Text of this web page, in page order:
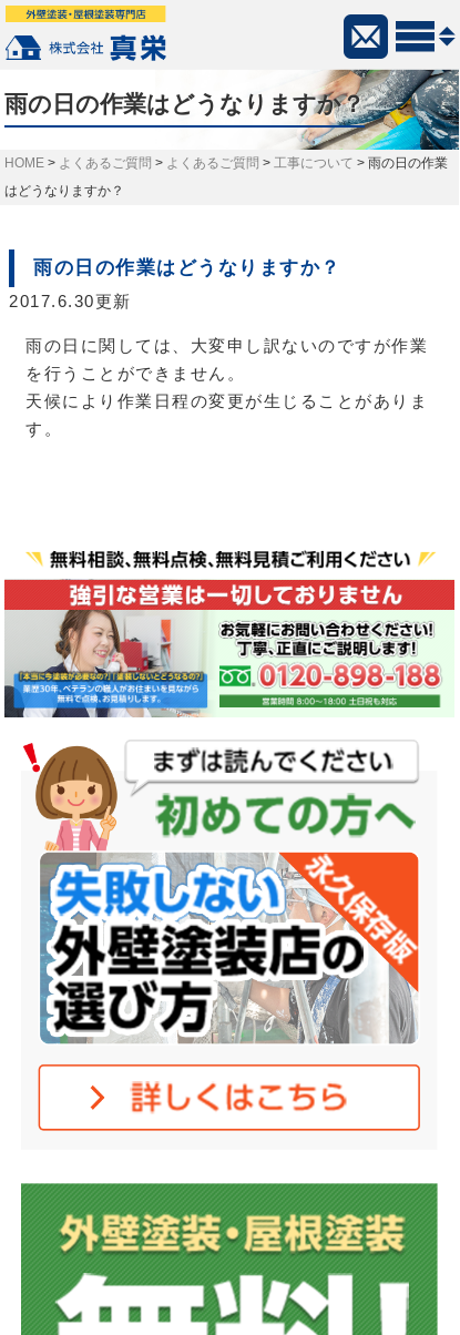
雨の日の作業はどうなりますか？
> よくあるご質問 > よくあるご質問 >工事について >雨の日の作業
はどうなりますか？
雨の日の作業はどうなりますか？
2017.6.30更新
雨の日に関しては、大変申し訳ないのですが作業
を行うことができません。
天候により作業日程の変更が生じることがありま
す。